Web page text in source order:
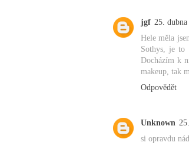
jgf 25.
Hele měla
Sothys, je to
Docházím k
makeup, tak
Odpovědět
Unknown
si opravdu